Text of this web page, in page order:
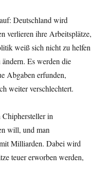
Deutschland wird
verlieren ihre Arbeitsplätze,
weiß sich nicht zu helfen
Es werden die
Abgaben erfunden,
weiter verschlechtert.
in
will, und man
Milliarden. Dabei wird
teuer erworben werden,